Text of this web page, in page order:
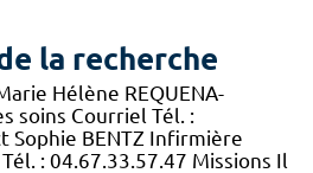
la recherche
Hélène REQUENA-
soins Courriel Tél. :
Sophie BENTZ Infirmière
: 04.67.33.57.47 Missions Il